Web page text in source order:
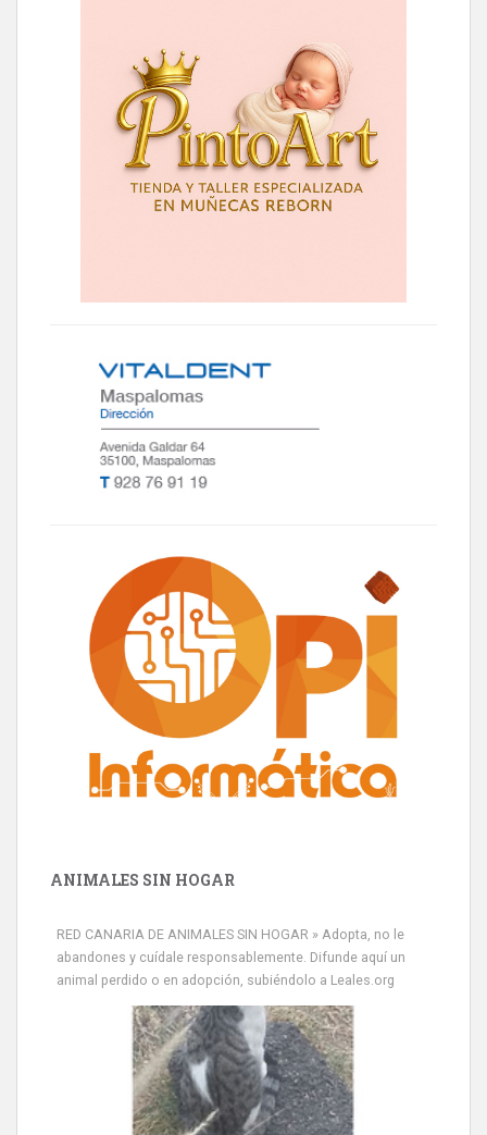
ANIMALES SIN HOGAR
RED CANARIA DE ANIMALES SIN HOGAR » Adopta, no le
abandones y cuídale responsablemente. Difunde aquí un
animal perdido o en adopción, subiéndolo a Leales.org